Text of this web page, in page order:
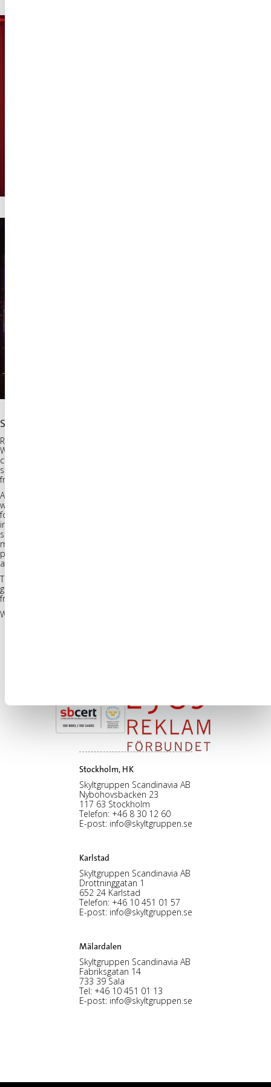
SIGNSTORY:
Run by two of Sweden’s top chefs, Adam Dahlberg and Albin
Wessman, Misshumasshu is a playful urban mix of the food and drink
cultures of Tokyo, Stockholm and New York; serving noodles, ramen,
sliders, bowls, cocktails, sake and eggplant tacos in a warm and
friendly atmosphere.
At the front corner of the restaurant, facing the street, there’s a
window that used to be somewhat of a dark hole, neglected by the
former tenants. We saw an opportunity to make that window pop, by
installing a sort of neon sign collage, as if we’d found a bunch of neon
signs and put them together. A colorful and playful bomb of light. The
mix of signs reflects the mixed nature of the restaurant, the neon
packed Shibuya crossing in Tokyo and the many neon lit dive bars
and diners in New York.
The sign has effectively help spread the restaurant in social media, as
guests, tourists, celebrities and regulars take turns on taking selfies in
front of the sign, tagging it
We ❤️ Signs!
Stockholm, HK
Skyltgruppen Scandinavia AB
Nybohovsbacken 23
117 63 Stockholm
Telefon: +46 8 30 12 60
E-post: info@skyltgruppen.se
Karlstad
Skyltgruppen Scandinavia AB
Drottninggatan 1
652 24 Karlstad
Telefon: +46 10 451 01 57
E-post: info@skyltgruppen.se
Mälardalen
Skyltgruppen Scandinavia AB
Fabriksgatan 14
733 39 Sala
Tel: +46 10 451 01 13
E-post: info@skyltgruppen.se